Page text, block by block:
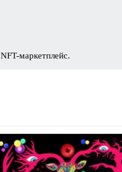
NFT-маркетплейс.